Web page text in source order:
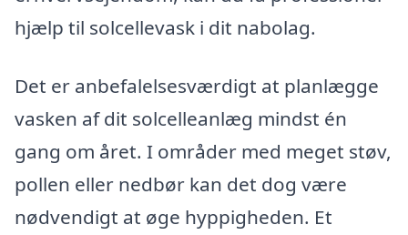
hjælp til solcellevask i dit nabolag.
Det er anbefalelsesværdigt at planlægge
vasken af dit solcelleanlæg mindst én
gang om året. I områder med meget støv,
pollen eller nedbør kan det dog være
nødvendigt at øge hyppigheden. Et